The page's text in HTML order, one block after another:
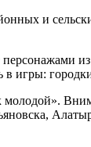
и
игры: